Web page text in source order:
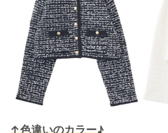
↑色違いのカラー♪